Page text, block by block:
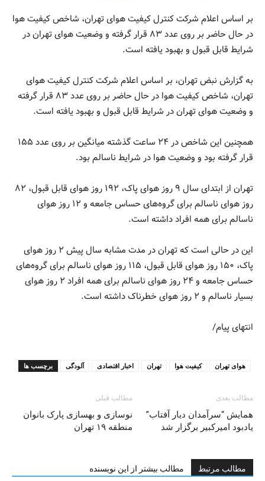
بر اساس اعلام شرکت کنترل کیفیت هوای تهران، شاخص کیفیت هوا
در حال حاضر بر روی عدد ۸۳ قرار گرفته و وضعیت هوای تهران در
شرایط قابل قبول و بهبود یافته است.
به گزارش نبض تهران، بر اساس اعلام شرکت کنترل کیفیت هوای
تهران، شاخص کیفیت هوا در حال حاضر بر روی عدد ۸۳ قرار گرفته
و وضعیت هوای تهران در شرایط قابل قبول و بهبود یافته است.
همچنین این شاخص در ۲۴ ساعت گذشته میانگین بر روی عدد ۱۵۵
قرار گرفته بود و وضعیت هوا در شرایط ناسالم بود.
تهران از ابتدای سال ۹ روز هوای پاک، ۱۹۲ روز هوای قابل قبول، ۸۲
روز هوای ناسالم برای گروه‌های حساس جامعه و ۱۲ روز هوای
ناسالم برای همه افراد داشته است.
این در حالی است که تهران در مدت مشابه سال پیش ۲ روز هوای
پاک، ۱۵۰ روز هوای قابل قبول، ۱۱۵ روز هوای ناسالم برای گروه‌های
حساس جامعه و ۲۴ روز هوای ناسالم برای همه افراد ۲ روز هوای
بسیار ناسالم و ۲ روز هوای خطرناک داشته است.
انتهای پیام/
برچسب ها آلودگی اخبار اقتصادی تهران کیفیت هوا هوای تهران
مطالب قبلی
نوسازی و بهسازی پارک بانوان
منطقه ۱۹ تهران
مطالب بعدی
همایش “سرآمدان دیار آفتاب”
یادبود امیرکبیر برگزار شد
مطالب مرتبط مطالب بیشتر از این نویسنده